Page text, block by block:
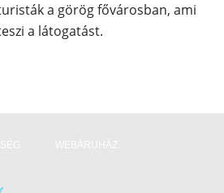
a görög fővárosban, ami
a látogatást.